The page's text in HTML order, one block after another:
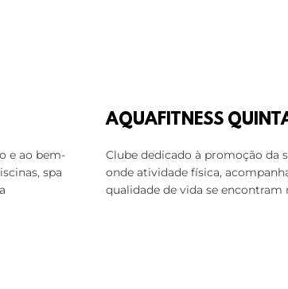
e ao bem-
spa
AQUAFITNESS
Clube dedicado à promoção da
onde atividade física,
qualidade de vida se encontram